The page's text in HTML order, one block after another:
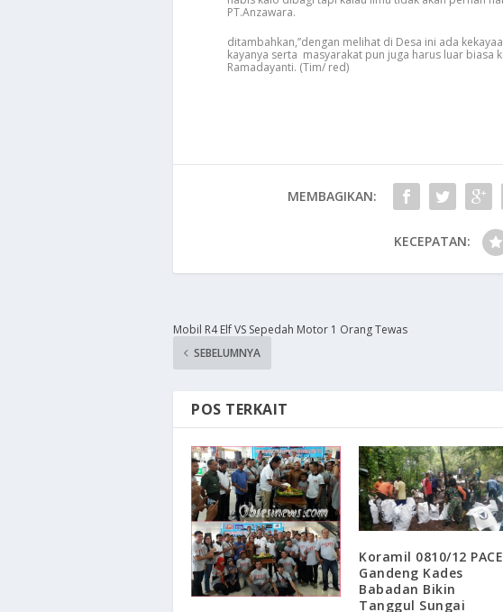
PT.Anzawara.
ditambahkan,”dengan melihat di Desa ini ada
kayanya serta masyarakat pun juga harus luar biasa
Ramadayanti. (Tim/ red)
MEMBAGIKAN:
KECEPATAN:
Mobil R4 Elf VS Sepedah Motor 1 Orang Tewas
SEBELUMNYA
POS TERKAIT
​Koramil 0810/12 PACE
Gandeng Kades
Babadan Bikin
Tanggul Sungai